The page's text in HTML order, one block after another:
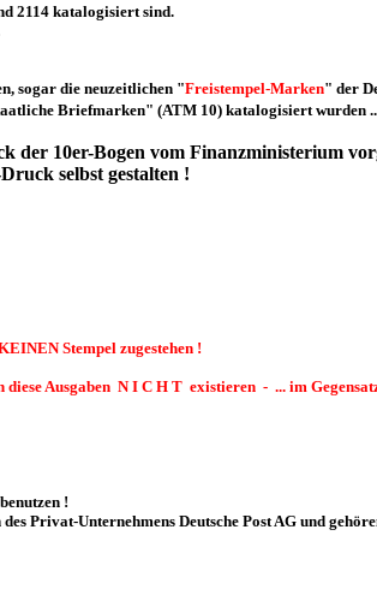
2114 katalogisiert sind.
sogar die neuzeitlichen "Freistempel-Marken" der
Briefmarken" (ATM 10) katalogisiert wurden
der 10er-Bogen vom Finanzministerium
selbst gestalten !
Stempel zugestehen !
Ausgaben N I C H T existieren - ... im
!
Privat-Unternehmens Deutsche Post AG und